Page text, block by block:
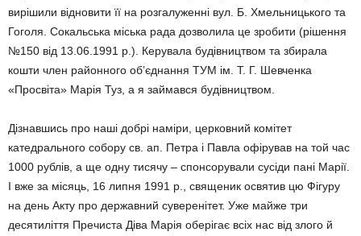
вирішили відновити її на розгалуженні вул. Б. Хмельницького та
Гоголя. Сокальська міська рада дозволила це зробити (рішення
№150 від 13.06.1991 р.). Керувала будівництвом та збирала
кошти член районного об’єднання ТУМ ім. Т. Г. Шевченка
«Просвіта» Марія Туз, а я займався будівництвом.
Дізнавшись про наші добрі наміри, церковний комітет
катедрального собору св. ап. Петра і Павла офірував на той час
1000 рублів, а ще одну тисячу – спонсорували сусіди пані Марії.
І вже за місяць, 16 липня 1991 р., священик освятив цю Фігуру
на день Акту про державний суверенітет. Уже майже три
десятиліття Пречиста Діва Марія оберігає всіх нас від злого й